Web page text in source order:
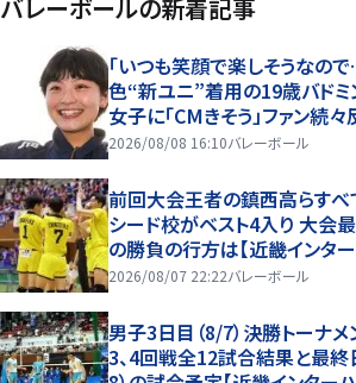
バレーボールの新着記事
「いつも笑顔で楽しそうなの
色“新ユニ”着用の19歳バドミ
女子に「CMきそう」ファン続
2026/08/08 16:10バレーボール
前回大会王者の鎮西高らすべ
シード校がベスト4入り 大会
の勝負の行方は【近畿インタ
2026】
2026/08/07 22:22バレーボール
男子3日目（8/7）決勝トーナメ
3、4回戦全12試合結果と最終